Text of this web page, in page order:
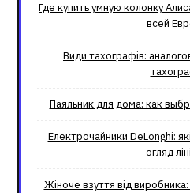
Где купить умную колонку
всей
Види тахографів:
Паяльник для дома: как
Електрочайники DeLonghi:
огляд
Жіноче взуття від виробника: